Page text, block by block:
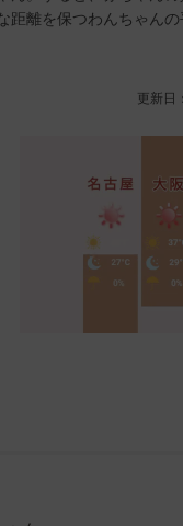
離を保つわんちゃんの
更新日：